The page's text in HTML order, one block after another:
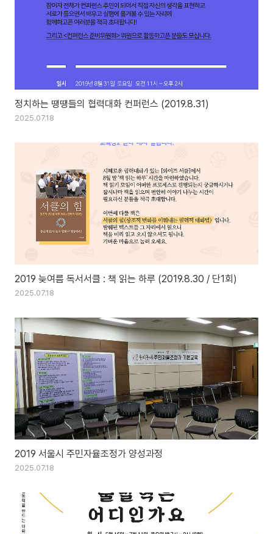
정치하는 땡땡들의 협력대화 컨퍼런스 (2019.8.31)
2025.07.18
2019 늦여름 독서서클 : 책 읽는 하루 (2019.8.30 / 단1회)
2025.07.18
2019 서울시 주민자율조정가 양성과정
2025.07.18